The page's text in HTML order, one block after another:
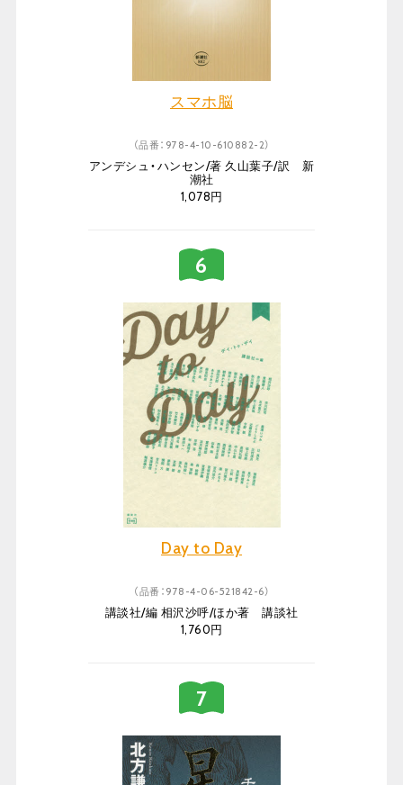
スマホ脳
（品番：978-4-10-610882-2）
アンデシュ・ハンセン/著 久山葉子/訳 新
潮社
1,078円
Day to Day
（品番：978-4-06-521842-6）
講談社/編 相沢沙呼/ほか著 講談社
1,760円